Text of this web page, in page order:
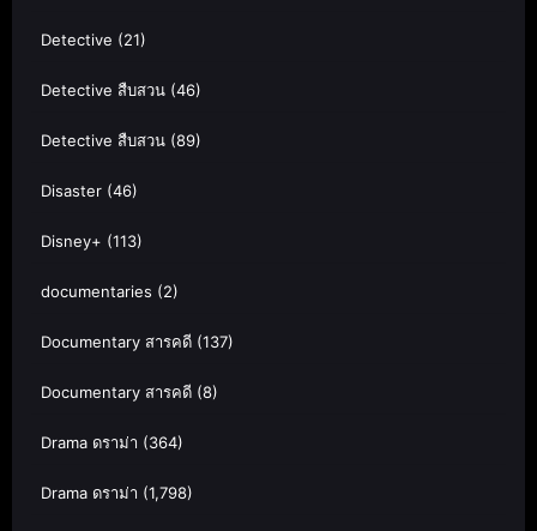
Detective (21)
Detective สืบสวน (46)
Detective สืบสวน (89)
Disaster (46)
Disney+ (113)
documentaries (2)
Documentary สารคดี (137)
Documentary สารคดี (8)
Drama ดราม่า (364)
Drama ดราม่า (1,798)